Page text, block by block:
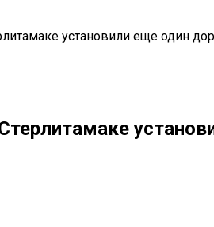
установили еще один